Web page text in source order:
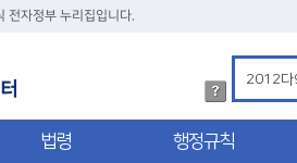
전자정부 누리집입니다.
법
령
검
색
법령 행정규칙